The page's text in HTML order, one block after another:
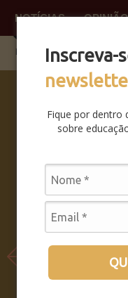
Inscreva-
Fique por dentro
sobre
NOTÍCIAS OPINIÃO
SABERES
DA BOCA
PRA BOCA:
COMO FOI
SEMINÁRIO
LEIA MAIS